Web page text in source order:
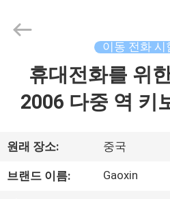
품
Testing
Equipment
Reserved.
이동 전화 시
휴대전화를 위
2006 다중 역 키
원래 장소: 중국
브랜드 이름: Gaoxin